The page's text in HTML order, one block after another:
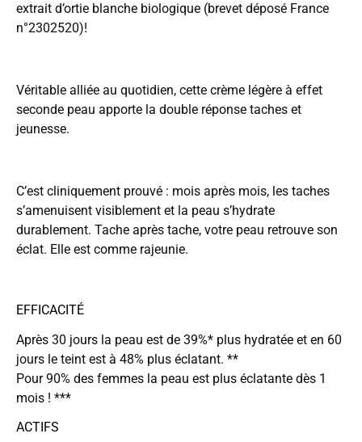
extrait d’ortie blanche biologique (brevet déposé France
n°2302520)!
Véritable alliée au quotidien, cette crème légère à effet
seconde peau apporte la double réponse taches et
jeunesse.
C’est cliniquement prouvé : mois après mois, les taches
s’amenuisent visiblement et la peau s’hydrate
durablement. Tache après tache, votre peau retrouve son
éclat. Elle est comme rajeunie.
EFFICACITÉ
Après 30 jours la peau est de 39%* plus hydratée et en 60
jours le teint est à 48% plus éclatant. **
Pour 90% des femmes la peau est plus éclatante dès 1
mois ! ***
ACTIFS